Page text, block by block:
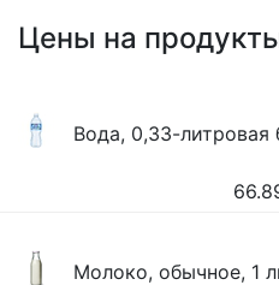
Цены на
Вода, 0,33-литровая
Молоко, обычное, 1